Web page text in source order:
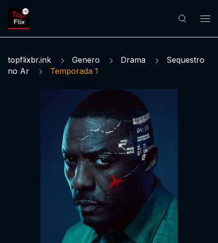
topflixbr.ink Genero Drama
Sequestro
no Ar
Temporada 1